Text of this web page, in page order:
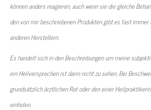
können anders reagieren, auch wenn sie die gleiche
den von mir beschriebenen Produkten gibt es fast immer
anderen Herstellern.
Es handelt sich in den Beschreibungen um meine
ein Heilversprechen ist darin nicht zu sehen. Bei
grundsätzlich ärztlichen Rat oder den einer
einholen.